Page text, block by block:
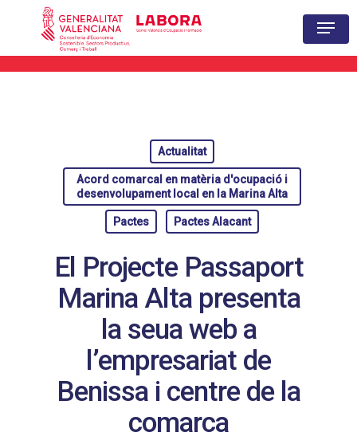
Actualitat
Acord comarcal en matèria d'ocupació i
desenvolupament local en la Marina Alta
Pactes Pactes Alacant
El Projecte Passaport
Marina Alta presenta
la seua web a
l’empresariat de
Benissa i centre de la
comarca